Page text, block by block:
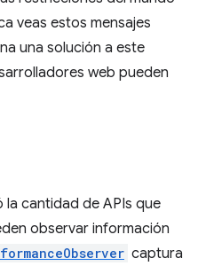
veas estos mensajes
una solución a este
web pueden
la cantidad de APIs que
observar información
captura